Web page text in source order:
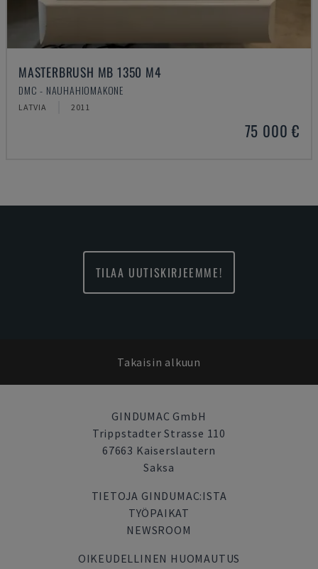
MASTERBRUSH MB 1350 M4
DMC - NAUHAHIOMAKONE
LATVIA 2011
75 000 €
TILAA UUTISKIRJEEMME!
Takaisin alkuun
GINDUMAC GmbH
Trippstadter Strasse 110
67663 Kaiserslautern
Saksa
TIETOJA GINDUMAC:ISTA
TYÖPAIKAT
NEWSROOM
OIKEUDELLINEN HUOMAUTUS